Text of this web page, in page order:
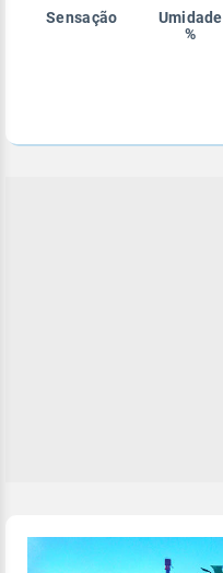
Sensação
Umidade
%